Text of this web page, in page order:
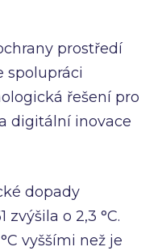
prostředí
spolupráci
řešení pro
digitální inovace
dopady
o 2,3 °C.
vyššími než je